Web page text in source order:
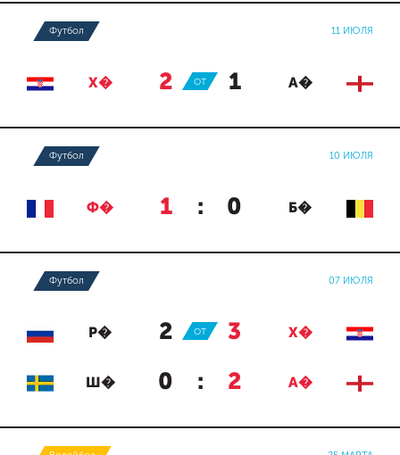
Футбол 11 ИЮЛЯ
Х� 2 : 1 А�
ОТ
Футбол 10 ИЮЛЯ
Ф� 1 : 0 Б�
Футбол 07 ИЮЛЯ
Р� 2 : 3 Х�
ОТ
Ш� 0 : 2 А�